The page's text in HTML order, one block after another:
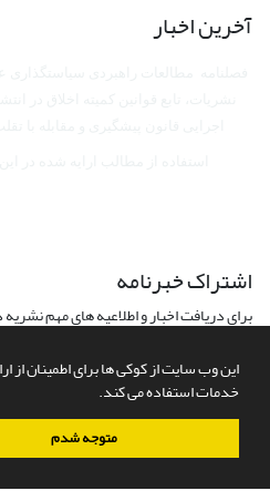
این وب سایت از کوکی ها برای اطمینان از
خدمات استفاده می کند.
متوجه شدم
آخرین اخبار
اشتراک خبرنامه
برای دریافت اخبار و اطلاعیه های مهم
سامانه مدیریت نشریات علمی.طراحی و